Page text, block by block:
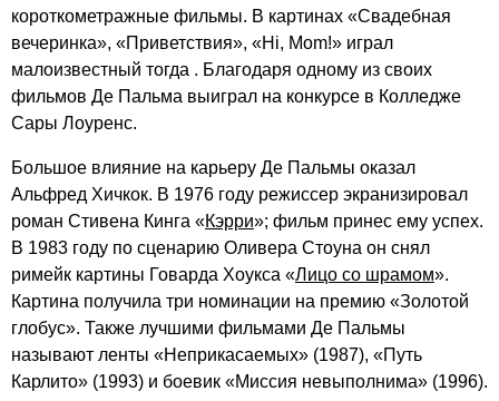
короткометражные фильмы. В картинах «Свадебная
вечеринка», «Приветствия», «Hi, Mom!» играл
малоизвестный тогда . Благодаря одному из своих
фильмов Де Пальма выиграл на конкурсе в Колледже
Сары Лоуренс.
Большое влияние на карьеру Де Пальмы оказал
Альфред Хичкок. В 1976 году режиссер экранизировал
роман Стивена Кинга «Кэрри»; фильм принес ему успех.
В 1983 году по сценарию Оливера Стоуна он снял
римейк картины Говарда Хоукса «Лицо со шрамом».
Картина получила три номинации на премию «Золотой
глобус». Также лучшими фильмами Де Пальмы
называют ленты «Неприкасаемых» (1987), «Путь
Карлито» (1993) и боевик «Миссия невыполнима» (1996).